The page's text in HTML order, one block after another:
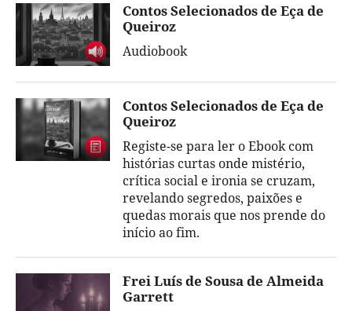
Contos Selecionados de Eça de
Queiroz
Audiobook
Contos Selecionados de Eça de
Queiroz
Registe-se para ler o Ebook com
histórias curtas onde mistério,
crítica social e ironia se cruzam,
revelando segredos, paixões e
quedas morais que nos prende do
início ao fim.
Frei Luís de Sousa de Almeida
Garrett